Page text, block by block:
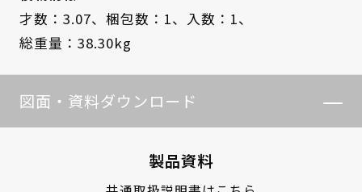
才数：3.07、 梱包数：1、
入数：1、
総重量：38.30kg
図面・資料ダウンロード
製品資料